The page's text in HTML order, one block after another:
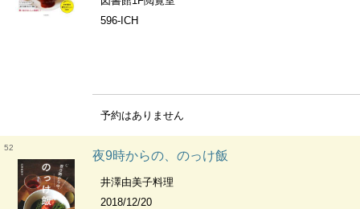
596-ICH
予約はありません
52
夜9時からの、のっけ飯
井澤由美子料理
2018/12/20